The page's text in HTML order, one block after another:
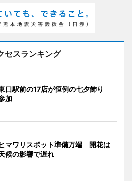
セスランキング
口駅前の17店が恒例の七夕飾り
加
マワリスポット準備万端 開花は
候の影響で遅れ